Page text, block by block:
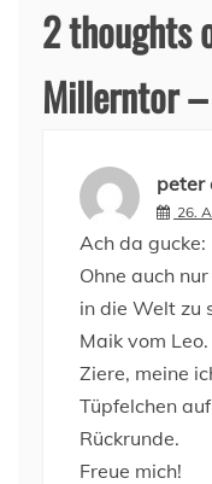
2 thoughts
Millerntor
peter
26.
Ach da gucke:
Ohne auch
in die Welt zu
Maik vom
Ziere, meine
Tüpfelchen
Rückrunde.
Freue mich!